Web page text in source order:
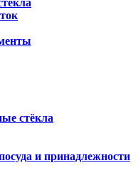
стёкла
и принадлежности